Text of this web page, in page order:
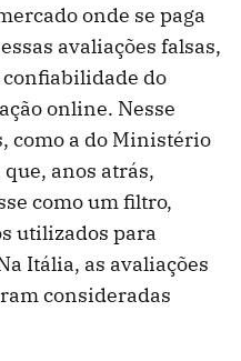
onde se paga
avaliações falsas,
confiabilidade do
online. Nesse
como a do Ministério
anos atrás,
como um filtro,
utilizados para
Itália, as avaliações
consideradas